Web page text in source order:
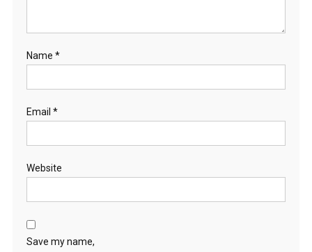
Name *
Email *
Website
Save my name,